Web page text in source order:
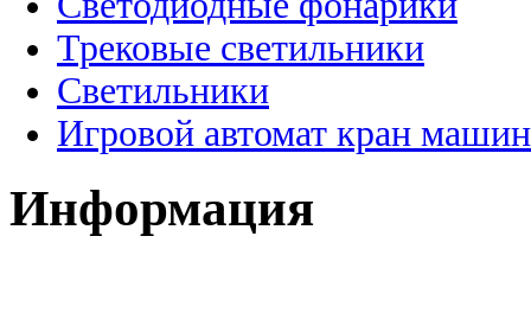
Трековые светильники
Светильники
Игровой автомат кран
Информация